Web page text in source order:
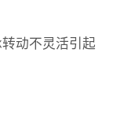
动不灵活引起